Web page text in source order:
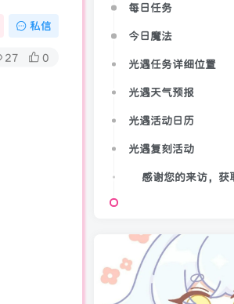
私信
27 0
每日任务
今日魔法
光遇任务详细位置
光遇天气预报
光遇活动日历
光遇复刻活动